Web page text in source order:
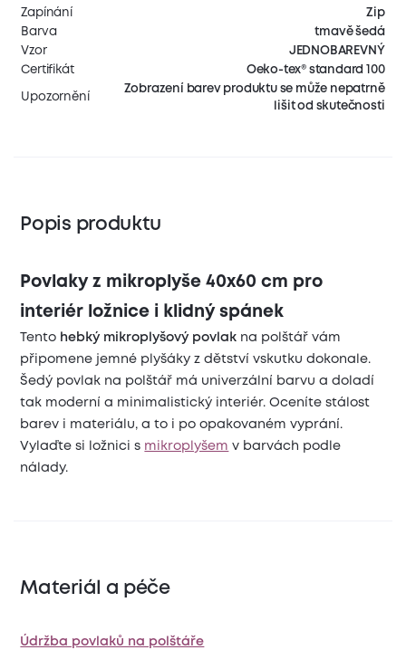
Zapínání
Zip
Barva
tmavě šedá
Vzor
JEDNOBAREVNÝ
Certifikát
Oeko-tex® standard 100
Upozornění
Zobrazení barev produktu se může nepatrně
lišit od skutečnosti
Popis produktu
Povlaky z mikroplyše 40x60 cm pro
interiér ložnice i klidný spánek
Tento hebký mikroplyšový povlak na polštář vám
připomene jemné plyšáky z dětství vskutku dokonale.
Šedý povlak na polštář má univerzální barvu a doladí
tak moderní a minimalistický interiér. Oceníte stálost
barev i materiálu, a to i po opakovaném vyprání.
Vylaďte si ložnici s mikroplyšem v barvách podle
nálady.
Materiál a péče
Údržba povlaků na polštáře